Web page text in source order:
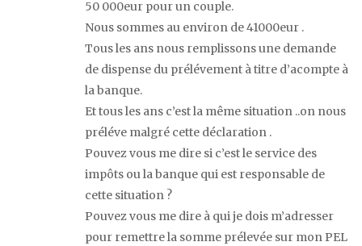
50 000eur pour un couple.
Nous sommes au environ de 41000eur .
Tous les ans nous remplissons une demande
de dispense du prélévement à titre d’acompte à
la banque.
Et tous les ans c’est la même situation ..on nous
préléve malgré cette déclaration .
Pouvez vous me dire si c’est le service des
impôts ou la banque qui est responsable de
cette situation ?
Pouvez vous me dire à qui je dois m’adresser
pour remettre la somme prélevée sur mon PEL